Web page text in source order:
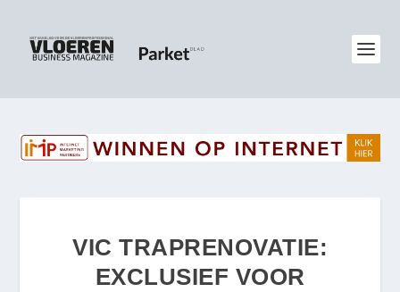
VIC TRAPRENOVATIE:
EXCLUSIEF VOOR